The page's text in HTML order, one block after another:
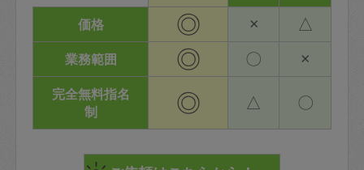
価格
◎ × △
業務範囲 ◎ 〇 ×
完全無料指名
制
◎ △ 〇